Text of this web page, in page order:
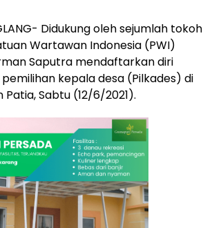
Didukung oleh sejumlah tokoh
Wartawan Indonesia (PWI)
Saputra mendaftarkan diri
kepala desa (Pilkades) di
Sabtu (12/6/2021).